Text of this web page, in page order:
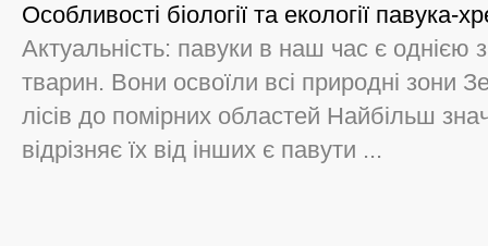
Особливості біології та екології
Актуальність: павуки в наш час є однією
тварин. Вони освоїли всі природні зони
лісів до помірних областей Найбільш
відрізняє їх від інших є павути ...